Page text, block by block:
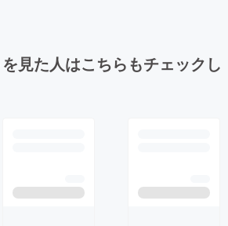
見た人はこちらもチェックし